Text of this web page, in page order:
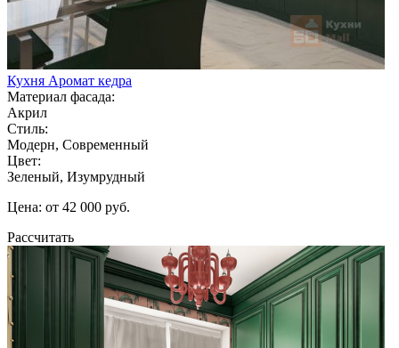
Кухня Аромат кедра
Материал фасада:
Акрил
Стиль:
Модерн, Современный
Цвет:
Зеленый, Изумрудный
Цена: от 42 000 руб.
Рассчитать